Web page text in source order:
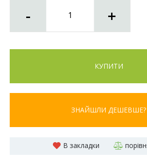
- +
КУПИТИ
ЗНАЙШЛИ ДЕШЕВШЕ?
В закладки